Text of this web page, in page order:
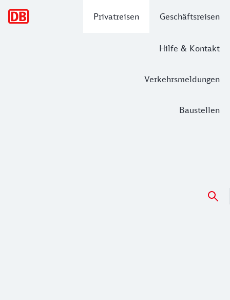
Privatreisen Geschäftsreisen
Hilfe & Kontakt
Verkehrsmeldungen
Baustellen